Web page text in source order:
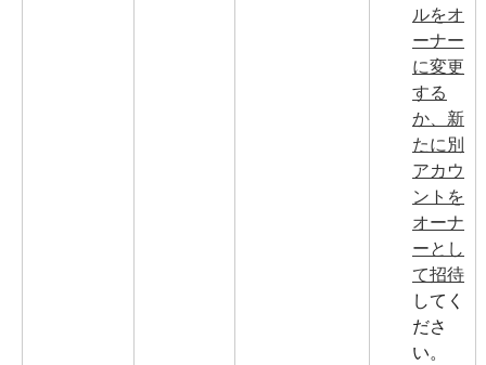
ルをオ
ーナー
に変更
する
か、新
たに別
アカウ
ントを
オーナ
ーとし
て招待
してく
ださ
い。